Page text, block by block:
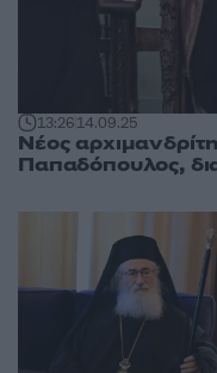
13:2614.09.25
Νέος
Παπαδόπουλος,